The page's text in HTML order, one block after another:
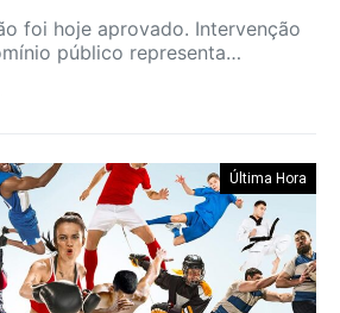
foi hoje aprovado. Intervenção
público representa…
Última Hora